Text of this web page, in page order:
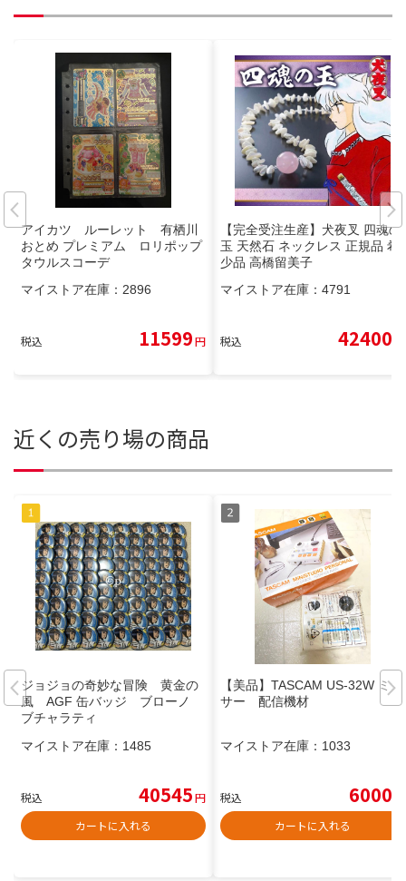
アイカツ ルーレット 有栖川
おとめ プレミアム ロリポップ
タウルスコーデ
マイストア在庫： 2896
税込 11599円
【完全受注生産】犬夜叉 四魂の
玉 天然石 ネックレス 正規品 希
少品 高橋留美子
マイストア在庫： 4791
税込 42400
近くの売り場の商品
ジョジョの奇妙な冒険 黄金の
風 AGF 缶バッジ ブローノ
ブチャラティ
マイストア在庫： 1485
税込 40545円
カートに入れる
【美品】TASCAM US-32W ミキ
サー 配信機材
マイストア在庫： 1033
税込 6000
カートに入れる